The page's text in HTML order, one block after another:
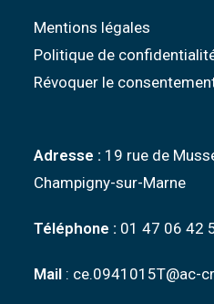
Mentions légales
Politique de
Révoquer le
Adresse : 19 rue de
Champigny-sur-Marne
Téléphone : 01 47 06 42
Mail : ce.0941015T@ac-